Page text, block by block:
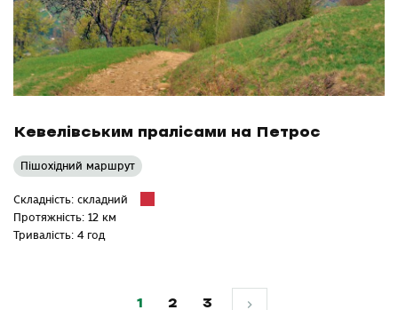
Кевелівським пралісами на Петрос
Пішохідний маршрут
Складність: складний
Протяжність: 12 км
Тривалість: 4 год
1 2 3